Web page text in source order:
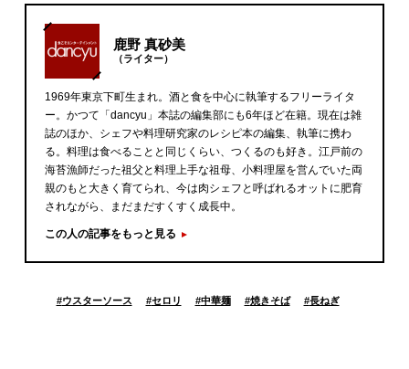
鹿野 真砂美
（ライター）
1969年東京下町生まれ。酒と食を中心に執筆するフリーライタ
ー。かつて「dancyu」本誌の編集部にも6年ほど在籍。現在は雑
誌のほか、シェフや料理研究家のレシピ本の編集、執筆に携わ
る。料理は食べることと同じくらい、つくるのも好き。江戸前の
海苔漁師だった祖父と料理上手な祖母、小料理屋を営んでいた両
親のもと大きく育てられ、今は肉シェフと呼ばれるオットに肥育
されながら、まだまだすくすく成長中。
この人の記事をもっと見る
#ウスターソース #セロリ #中華麺 #焼きそば #長ねぎ